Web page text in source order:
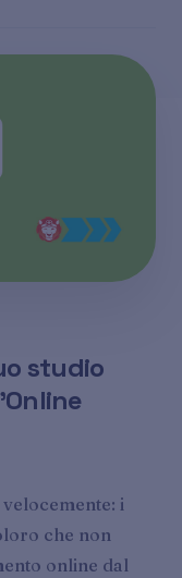
studio
i
che non
online dal